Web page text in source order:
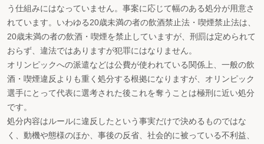
う仕組みにはなっていません。事案に応じて幅のある処分が用意さ
れています。いわゆる20歳未満の者の飲酒禁止法・喫煙禁止法は、
20歳未満の者の飲酒・喫煙を禁止していますが、刑罰は定められて
おらず、違法ではありますが犯罪にはなりません。
オリンピックへの派遣などは公費が使われている関係上、一般の飲
酒・喫煙違反よりも重く処分する根拠になりますが、オリンピック
選手にとって代表に選考された後これを奪うことは極刑に近い処分
です。
処分内容はルールに違反したという事実だけで決めるものではな
く、動機や態様のほか、事後の反省、社会的に被っている不利益、